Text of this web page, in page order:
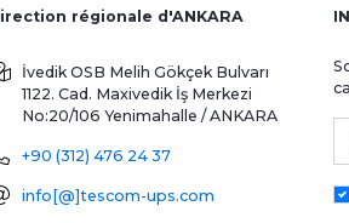
régionale d'ANKARA
İvedik OSB Melih Gökçek Bulvarı
1122. Cad. Maxivedik İş Merkezi
No:20/106 Yenimahalle / ANKARA
+90 (312) 476 24 37
info[@]tescom-ups.com